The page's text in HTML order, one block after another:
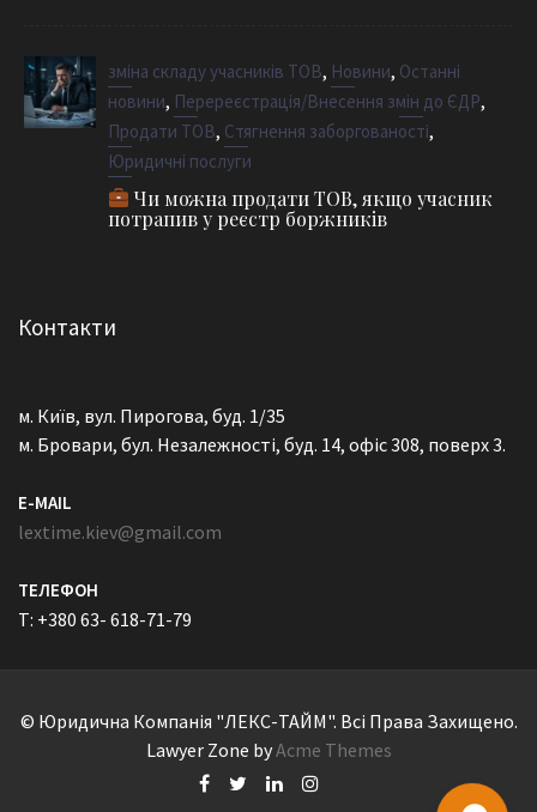
зміна складу учасників ТОВ, Новини, Останні
новини, Перереєстрація/Внесення змін до ЄДР,
Продати ТОВ, Стягнення заборгованості,
Юридичні послуги
Чи можна продати ТОВ, якщо учасник
потрапив у реєстр боржників
Контакти
м. Київ, вул. Пирогова, буд. 1/35
м. Бровари, бул. Незалежності, буд. 14, офіс 308, поверх 3.
E-MAIL
lextime.kiev@gmail.com
ТЕЛЕФОН
T: +380 63- 618-71-79
© Юридична Компанія "ЛЕКС-ТАЙМ". Всі Права Захищено.
Lawyer Zone byAcme Themes